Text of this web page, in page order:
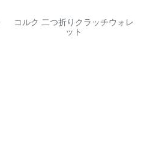
コルク 二つ折りクラッチウォレ
ット